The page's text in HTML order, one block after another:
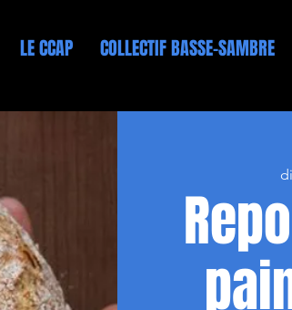
LE CCAP COLLECTIF BASSE-SAMBRE